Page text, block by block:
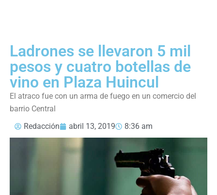
Ladrones se llevaron 5 mil
pesos y cuatro botellas de
vino en Plaza Huincul
El atraco fue con un arma de fuego en un comercio del
barrio Central
Redacción
abril 13, 2019 8:36 am